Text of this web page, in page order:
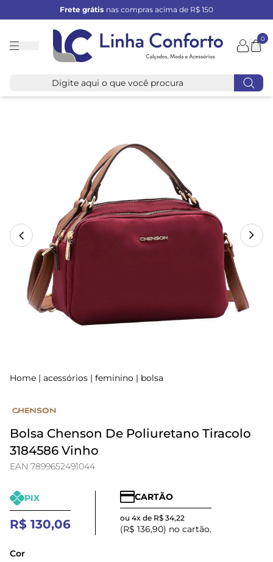
Frete grátis nas compras acima de R$ 150
Linha
0
Home | acessórios | feminino | bolsa
Bolsa Chenson De Poliuretano Tiracolo
3184586 Vinho
EAN 7899652491044
PIX
R$ 130,06
CARTÃO
ou 4x de R$ 34,22
(R$ 136,90) no cartão.
Cor